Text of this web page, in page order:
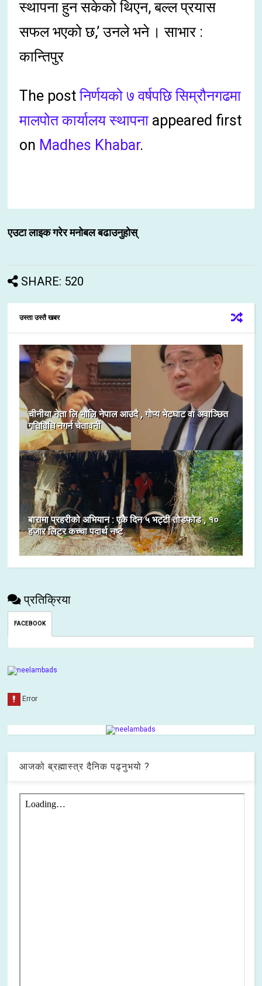
स्थापना हुन सकेको थिएन, बल्ल प्रयास
सफल भएको छ,’ उनले भने । साभार :
कान्तिपुर
The postनिर्णयको ७ वर्षपछि सिम्रौनगढमा
मालपोत कार्यालय स्थापना appeared first
on Madhes Khabar.
एउटा लाइक गरेर मनोबल बढाउनुहोस्
SHARE: 520
उस्ता उस्तै खबर
चीनीया नेता लि भोलि नेपाल आउदै , गोप्य भेटघाट वा अवाञ्छित
गतिविधि नगर्न चेतावनी
बारामा प्रहरीको अभियान : एकै दिन ५ भट्टी तोडफोड , १०
हजार लिटर कच्चा पदार्थ नष्ट
प्रतिक्रिया
FACEBOOK
आजको ब्रह्मास्त्र दैनिक पढ्नुभयो ?